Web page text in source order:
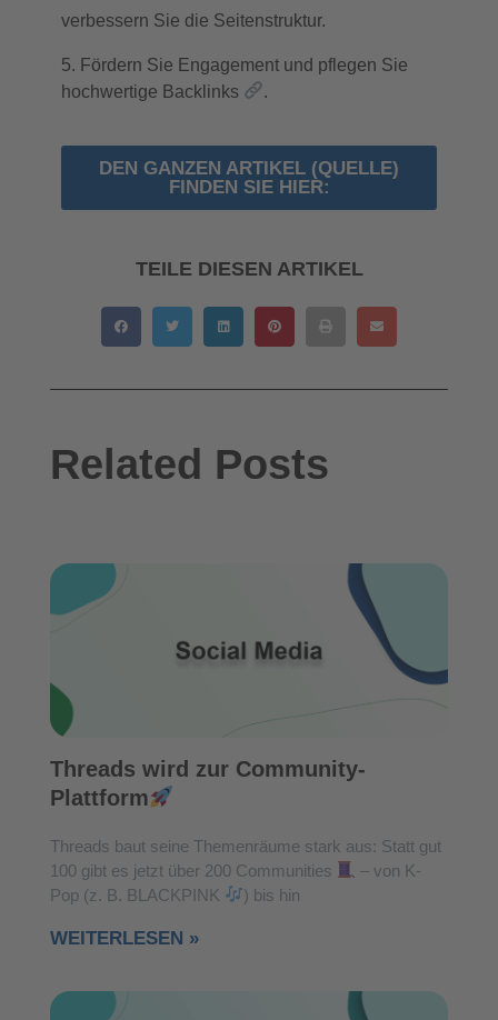
verbessern Sie die Seitenstruktur.
Fördern Sie Engagement und pflegen Sie
hochwertige Backlinks
.
DEN GANZEN ARTIKEL (QUELLE)
FINDEN SIE HIER:
TEILE DIESEN ARTIKEL
Related Posts
Threads wird zur Community-
Plattform
Threads baut seine Themenräume stark aus: Statt gut
100 gibt es jetzt über 200 Communities
– von K-
Pop (z. B. BLACKPINK
) bis hin
WEITERLESEN »